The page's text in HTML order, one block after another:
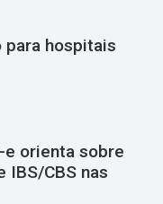
para hospitais
e orienta sobre
IBS/CBS nas